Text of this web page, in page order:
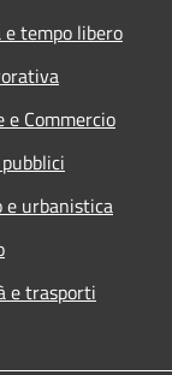
tempo libero
e Commercio
e urbanistica
e trasporti